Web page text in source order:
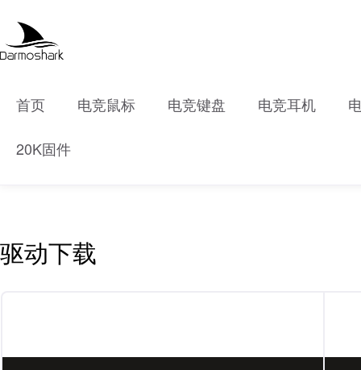
首页 电竞鼠标 电竞键盘 电竞耳机
20K固件
驱动下载